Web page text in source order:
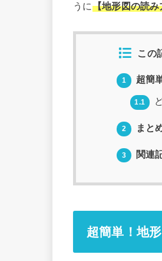
うに【地形図の読
この
1 超簡
1.1
2 まと
3 関連
超簡単！地